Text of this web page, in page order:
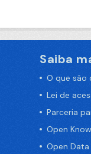
Saiba
O que são
Lei de
Parceria
Open
Open